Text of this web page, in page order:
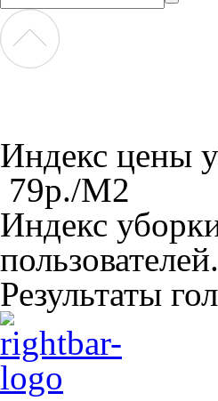
Индекс цены
79р./M2
Индекс
пользователей.
Результаты